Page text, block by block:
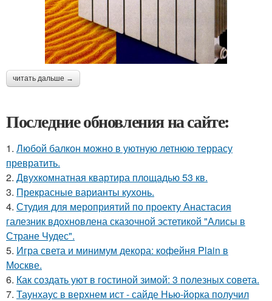
читать дальше →
Последние обновления на сайте:
1. Любой балкон можно в уютную летнюю террасу
превратить.
2. Двухкомнатная квартира площадью 53 кв.
3. Прекрасные варианты кухонь.
4. Студия для мероприятий по проекту Анастасия
галезник вдохновлена сказочной эстетикой "Алисы в
Стране Чудес".
5. Игра света и минимум декора: кофейня Plain в
Москве.
6. Как создать уют в гостиной зимой: 3 полезных совета.
7. Таунхаус в верхнем ист - сайде Нью-йорка получил